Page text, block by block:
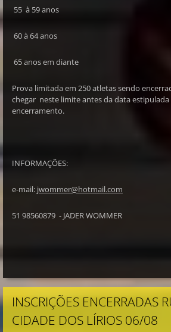
55 à 59 anos
60 à 64 anos
65 anos em diante
Prova limitada em 250 atletas sendo
chegar neste limite antes da data estipulada
encerramento.
INFORMAÇÕES:
e-mail: jwommer@hotmail.com
51 98560879 - JADER WOMMER
INSCRIÇÕES ENCERRADAS
CIDADE DOS LÍRIOS 06/08